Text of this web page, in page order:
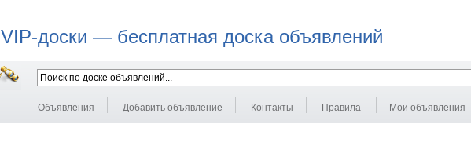
VIP-доски — бесплатная доска объявлений
Объявления Добавить объявление Контакты Правила Мои объявления